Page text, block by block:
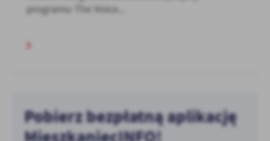
programu The Voice...
Pobierz bezpłatną aplikację